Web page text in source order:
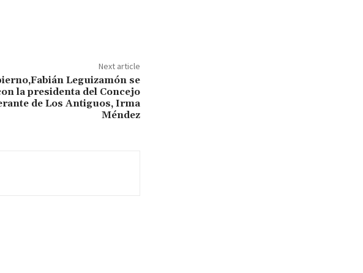
Next article
Leguizamón se
la presidenta del Concejo
de Los Antiguos, Irma
Méndez